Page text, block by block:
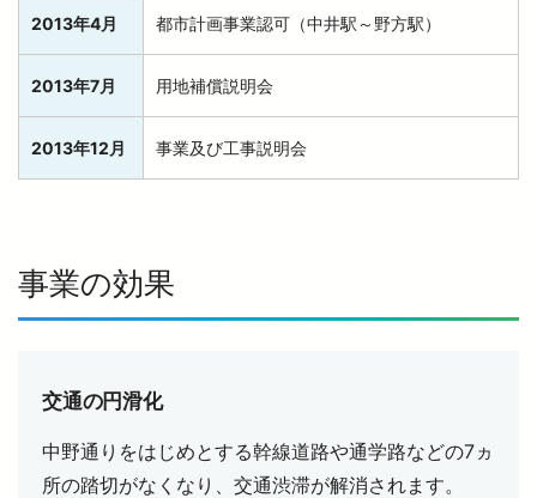
2013年4月 都市計画事業認可（中井駅～野方駅）
2013年7月 用地補償説明会
2013年12月 事業及び工事説明会
事業の効果
交通の円滑化
中野通りをはじめとする幹線道路や通学路などの7ヵ
所の踏切がなくなり、交通渋滞が解消されます。